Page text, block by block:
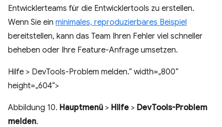
Entwicklerteams für die Entwicklertools zu erstellen.
Wenn Sie ein minimales, reproduzierbares Beispiel
bereitstellen, kann das Team Ihren Fehler viel schneller
beheben oder Ihre Feature-Anfrage umsetzen.
Hilfe > DevTools-Problem melden.“ width=„800“
height=„604“>
Abbildung 10. Hauptmenü > Hilfe > DevTools-Problem
melden.